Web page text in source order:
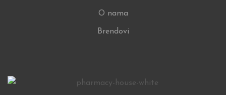
O nama
Brendovi